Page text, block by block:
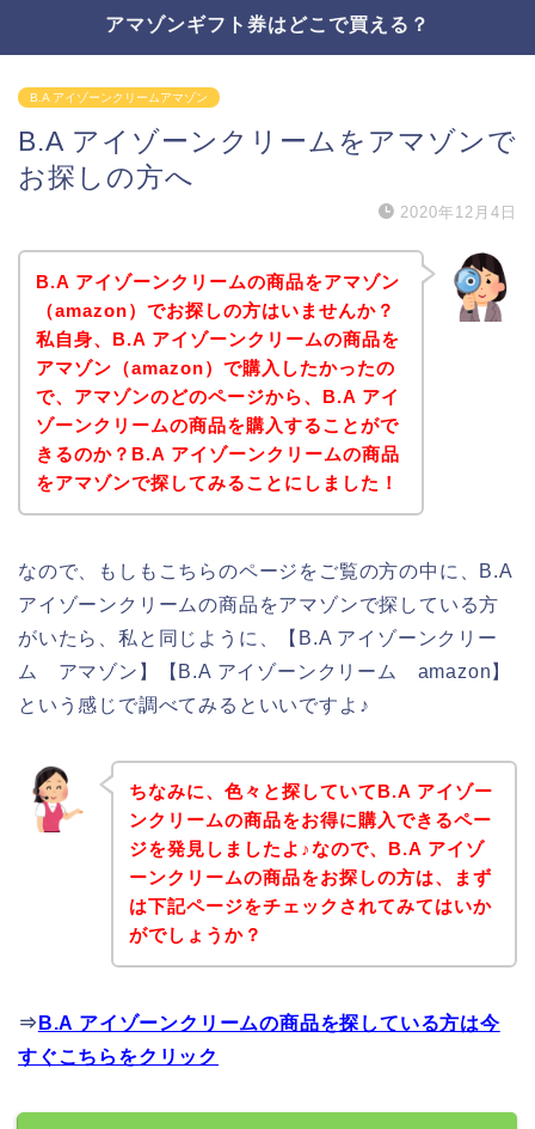
アマゾンギフト券はどこで買える？
B.A アイゾーンクリームアマゾン
B.A アイゾーンクリームをアマゾンで
お探しの方へ
2020年12月4日
B.A アイゾーンクリームの商品をアマゾン
（amazon）でお探しの方はいませんか？
私自身、B.A アイゾーンクリームの商品を
アマゾン（amazon）で購入したかったの
で、アマゾンのどのページから、B.A アイ
ゾーンクリームの商品を購入することがで
きるのか？B.A アイゾーンクリームの商品
をアマゾンで探してみることにしました！
なので、もしもこちらのページをご覧の方の中に、B.A
アイゾーンクリームの商品をアマゾンで探している方
がいたら、私と同じように、【B.A アイゾーンクリー
ム アマゾン】【B.A アイゾーンクリーム amazon】
という感じで調べてみるといいですよ♪
ちなみに、色々と探していてB.A アイゾー
ンクリームの商品をお得に購入できるペー
ジを発見しましたよ♪なので、B.A アイゾ
ーンクリームの商品をお探しの方は、まず
は下記ページをチェックされてみてはいか
がでしょうか？
⇒ B.A アイゾーンクリームの商品を探している方は今
すぐこちらをクリック